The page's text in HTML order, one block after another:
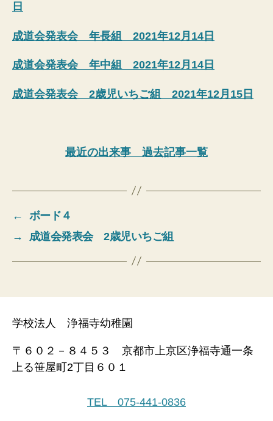
日
成道会発表会 年長組 2021年12月14日
成道会発表会 年中組 2021年12月14日
成道会発表会 2歳児いちご組 2021年12月15日
最近の出来事 過去記事一覧
←
ボード４
→
成道会発表会 2歳児いちご組
学校法人 浄福寺幼稚園
〒６０２－８４５３ 京都市上京区浄福寺通一条
上る笹屋町2丁目６０１
TEL 075-441-0836